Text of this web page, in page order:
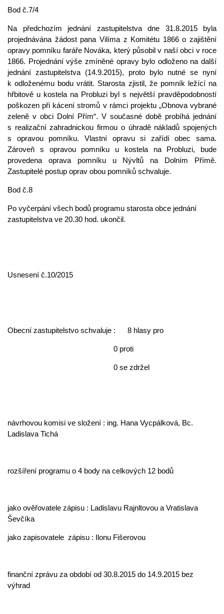
Bod č.7/4
Na předchozím jednání zastupitelstva dne 31.8.2015 byla
projednávána žádost pana Vilíma z Komitétu 1866 o zajištění
opravy pomníku faráře Nováka, který působil v naší obci v roce
1866. Projednání výše zmíněné opravy bylo odloženo na další
jednání zastupitelstva (14.9.2015), proto bylo nutné se nyní
k odloženému bodu vrátit. Starosta zjistil, že pomník ležící na
hřbitově u kostela na Probluzi byl s největší pravděpodobností
poškozen při kácení stromů v rámci projektu „Obnova vybrané
zeleně v obci Dolní Přím“. V současné době probíhá jednání
s realizační zahradnickou firmou o úhradě nákladů spojených
s opravou pomníku. Vlastní opravu si zařídí obec sama.
Zároveň s opravou pomníku u kostela na Probluzi, bude
provedena oprava pomníku u Nývltů na Dolním Přímě.
Zastupitelé postup oprav obou pomníků schvaluje.
Bod č.8
Po vyčerpání všech bodů programu starosta obce jednání
zastupitelstva ve 20.30 hod. ukončil.
Usnesení č.10/2015
Obecní zastupitelstvo schvaluje : 8 hlasy pro
0 proti
0 se zdržel
návrhovou komisi ve složení : ing. Hana Vycpálková, Bc.
Ladislava Tichá
rozšíření programu o 4 body na celkových 12 bodů
jako ověřovatele zápisu : Ladislavu Rajnltovou a Vratislava
Ševčíka
jako zapisovatele zápisu : Ilonu Fišerovou
finanční zprávu za období od 30.8.2015 do 14.9.2015 bez
výhrad